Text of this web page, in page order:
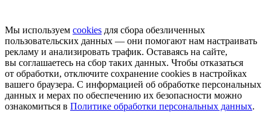
Мы используем cookies для сбора обезличенных
пользовательских данных — они помогают нам настраивать
рекламу и анализировать трафик. Оставаясь на сайте,
вы соглашаетесь на сбор таких данных. Чтобы отказаться
от обработки, отключите сохранение cookies в настройках
вашего браузера. С информацией об обработке персональных
данных и мерах по обеспечению их безопасности можно
ознакомиться в Политике обработки персональных данных.